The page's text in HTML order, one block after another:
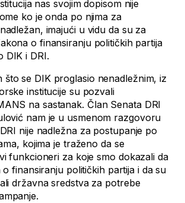
nas svojim dopisom nije
ko je onda po njima za
imajući u vidu da su za
o finansiranju političkih partija
DIK i DRI.
što se DIK proglasio nenadležnim, iz
institucije su pozvali
na sastanak. Član Senata DRI
nam je u usmenom razgovoru
nije nadležna za postupanje po
kojima je traženo da se
funkcioneri za koje smo dokazali da
finansiranju političkih partija i da su
državna sredstva za potrebe